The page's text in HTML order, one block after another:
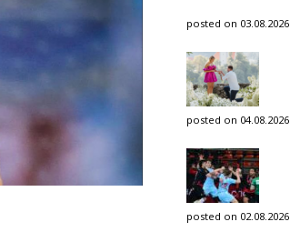
posted on 03.08.2026
posted on 04.08.2026
posted on 02.08.2026